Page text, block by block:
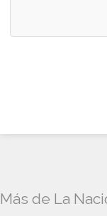
Más de La